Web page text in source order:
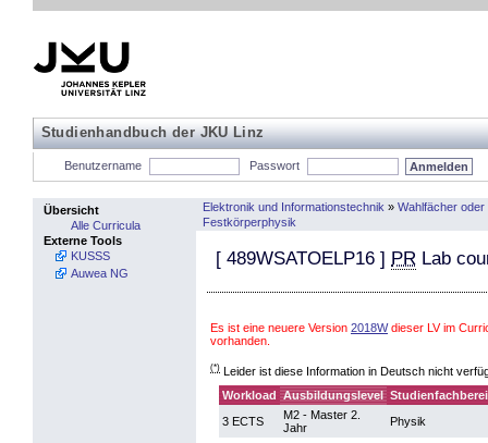
Studienhandbuch der JKU Linz
Benutzername Passwort
Übersicht
Alle Curricula
Externe Tools
KUSSS
Auwea NG
Elektronik und Informationstechnik » Wahlfächer
Festkörperphysik
[ 489WSATOELP16 ] PR Lab
Es ist eine neuere Version 2018Wdieser LV im
vorhanden.
(*) Leider ist diese Information in Deutsch nicht
Workload Ausbildungslevel
3 ECTS
M2 - Master 2.
Jahr
Physik